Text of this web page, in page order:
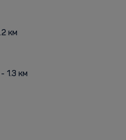
км
1.3 км